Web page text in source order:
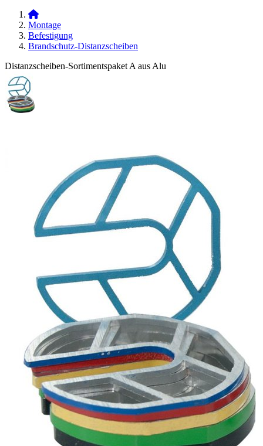
Montage
Befestigung
Brandschutz-Distanzscheiben
Distanzscheiben-Sortimentspaket A aus Alu